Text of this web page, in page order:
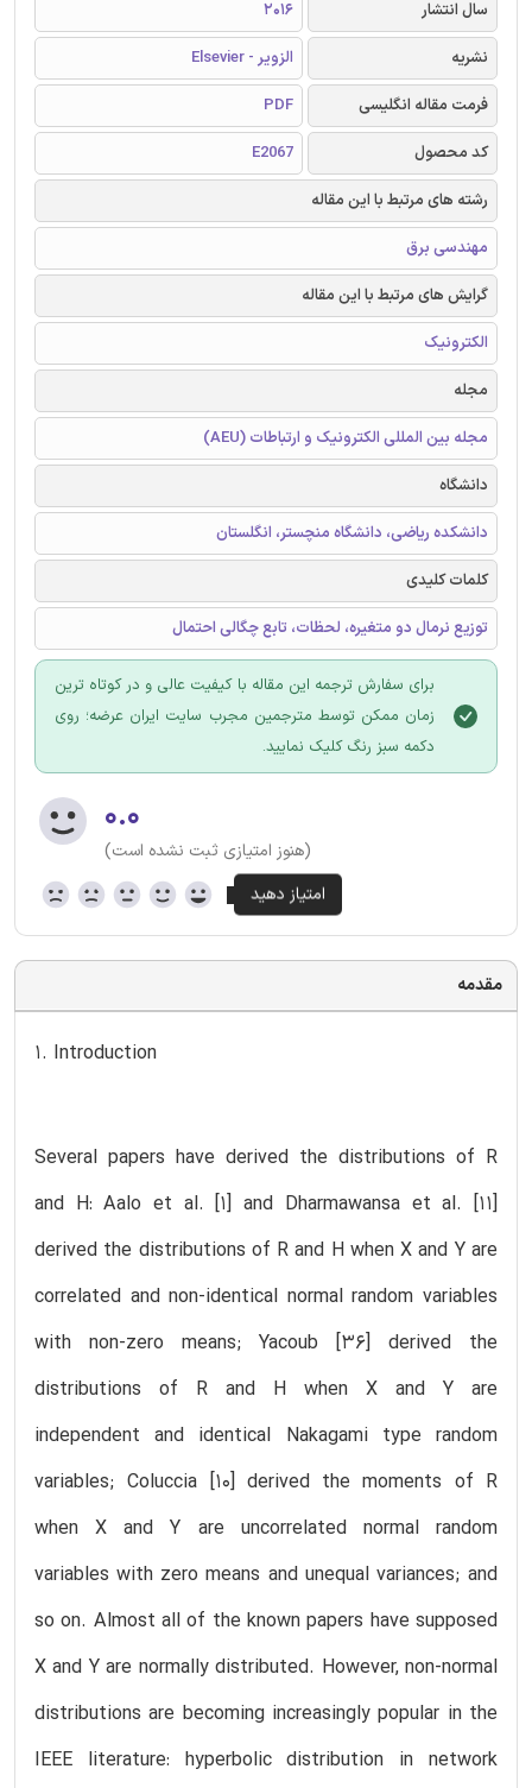
سال انتشار
2016
نشریه
الزویر - Elsevier
فرمت مقاله انگلیسی
PDF
کد محصول
E2067
رشته های مرتبط با این مقاله
مهندسی برق
گرایش های مرتبط با این مقاله
الکترونیک
مجله
مجله بین المللی الکترونیک و ارتباطات (AEU)
دانشگاه
دانشکده ریاضی، دانشگاه منچستر، انگلستان
کلمات کلیدی
توزیع نرمال دو متغیره، لحظات، تابع چگالی احتمال
برای سفارش ترجمه این مقاله با کیفیت عالی و در کوتاه ترین
زمان ممکن توسط مترجمین مجرب سایت ایران عرضه؛ روی
دکمه سبز رنگ کلیک نمایید.
۰.۰
(هنوز امتیازی ثبت نشده است)
مقدمه
1. Introduction
Several papers have derived the distributions of R
and H: Aalo et al. [1] and Dharmawansa et al. [11]
derived the distributions of R and H when X and Y are
correlated and non-identical normal random variables
with non-zero means; Yacoub [36] derived the
distributions of R and H when X and Y are
independent and identical Nakagami type random
variables; Coluccia [10] derived the moments of R
when X and Y are uncorrelated normal random
variables with zero means and unequal variances; and
so on. Almost all of the known papers have supposed
X and Y are normally distributed. However, non-normal
distributions are becoming increasingly popular in the
IEEE literature: hyperbolic distribution in network